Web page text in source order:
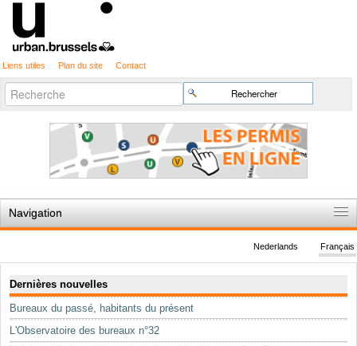
Liens utiles Plan du site Contact
Chercher par
Recherche
avancée…
Navigation
Règles du jeu
Permis d'urbanisme
Cartographie
Etudes et publications
Français
Nederlands
Dernières nouvelles
Bureaux du passé, habitants du présent
L'Observatoire des bureaux n°32